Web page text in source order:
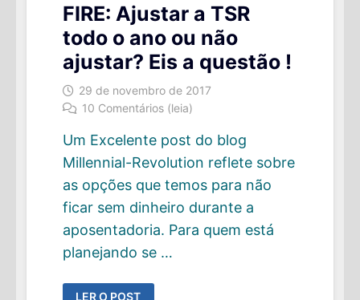
FIRE: Ajustar a TSR
todo o ano ou não
ajustar? Eis a questão !
29 de novembro de 2017
10 Comentários (leia)
Um Excelente post do blog
Millennial-Revolution reflete sobre
as opções que temos para não
ficar sem dinheiro durante a
aposentadoria. Para quem está
planejando se …
FIRE:
LER O POST